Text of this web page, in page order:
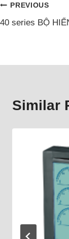
PREVIOUS
40 series BỘ
Similar